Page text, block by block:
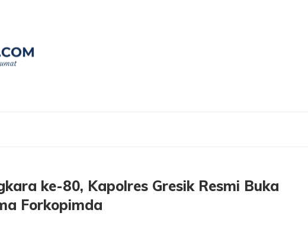
ke-80, Kapolres Gresik Resmi Buka
Forkopimda